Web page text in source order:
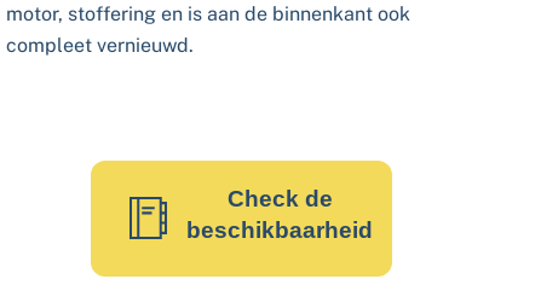
motor, stoffering en is aan de binnenkant ook
compleet vernieuwd.
Check de
beschikbaarheid